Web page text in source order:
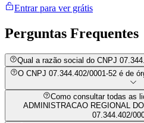
Entrar para ver grátis
Perguntas Frequentes
Qual a razão social do CNPJ
O CNPJ 07.344.402/0001-52 é de
Como consultar todas as
ADMINISTRACAO REGIONAL
07.344.402/